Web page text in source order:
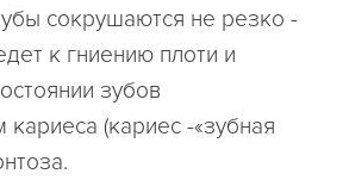
сокрушаются не резко -
к гниению плоти и
зубов
(кариес -«зубная